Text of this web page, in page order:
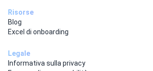
Risorse
Blog
Excel di onboarding
Legale
Informativa sulla privacy